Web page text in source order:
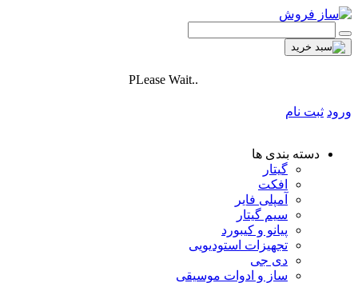
PLease Wait..
ورود ثبت نام
دسته بندی ها
گیتار
افکت
آمپلی فایر
سیم گیتار
پیانو و کیبورد
تجهیزات استودیویی
دی جی
ساز و ادوات موسیقی